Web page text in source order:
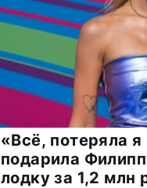
«Всё, потеряла
подарила
лодку за 1,2 млн